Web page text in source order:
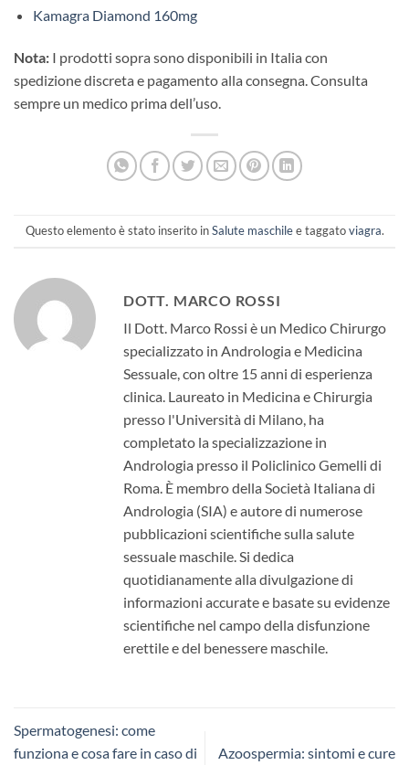
Kamagra Diamond 160mg
Nota: I prodotti sopra sono disponibili in Italia con
spedizione discreta e pagamento alla consegna. Consulta
sempre un medico prima dell’uso.
Questo elemento è stato inserito inSalute maschilee taggatoviagra.
DOTT. MARCO ROSSI
Il Dott. Marco Rossi è un Medico Chirurgo
specializzato in Andrologia e Medicina
Sessuale, con oltre 15 anni di esperienza
clinica. Laureato in Medicina e Chirurgia
presso l'Università di Milano, ha
completato la specializzazione in
Andrologia presso il Policlinico Gemelli di
Roma. È membro della Società Italiana di
Andrologia (SIA) e autore di numerose
pubblicazioni scientifiche sulla salute
sessuale maschile. Si dedica
quotidianamente alla divulgazione di
informazioni accurate e basate su evidenze
scientifiche nel campo della disfunzione
erettile e del benessere maschile.
Spermatogenesi: come
funziona e cosa fare in caso di
Azoospermia: sintomi e cure